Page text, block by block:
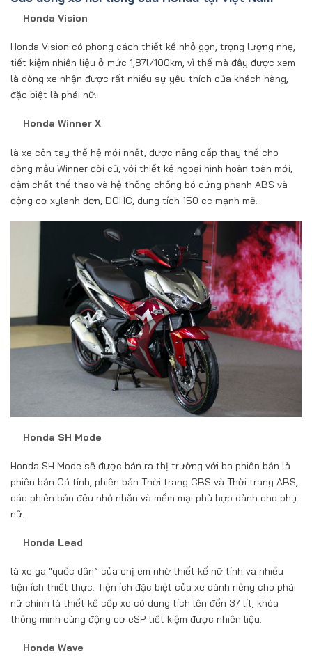
Honda Vision
Honda Vision có phong cách thiết kế nhỏ gọn, trọng lượng nhẹ,
tiết kiệm nhiên liệu ở mức 1,87l/100km, vì thế mà đây được xem
là dòng xe nhận được rất nhiều sự yêu thích của khách hàng,
đặc biệt là phái nữ.
Honda Winner X
là xe côn tay thế hệ mới nhất, được nâng cấp thay thế cho
dòng mẫu Winner đời cũ, với thiết kế ngoại hình hoàn toàn mới,
đậm chất thể thao và hệ thống chống bó cứng phanh ABS và
động cơ xylanh đơn, DOHC, dung tích 150 cc mạnh mẽ.
Honda SH Mode
Honda SH Mode sẽ được bán ra thị trường với ba phiên bản là
phiên bản Cá tính, phiên bản Thời trang CBS và Thời trang ABS,
các phiên bản đều nhỏ nhắn và mềm mại phù hợp dành cho phụ
nữ.
Honda Lead
là xe ga “quốc dân” của chị em nhờ thiết kế nữ tính và nhiều
tiện ích thiết thực. Tiện ích đặc biệt của xe dành riêng cho phái
nữ chính là thiết kế cốp xe có dung tích lên đến 37 lít, khóa
thông minh cùng động cơ eSP tiết kiệm được nhiên liệu.
Honda Wave